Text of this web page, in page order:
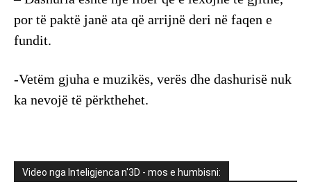
por të paktë janë ata që arrijnë deri në faqen e
fundit.
-Vetëm gjuha e muzikës, verës dhe dashurisë nuk
ka nevojë të përkthehet.
Video nga Inteligjenca n'3D - mos e humbisni: